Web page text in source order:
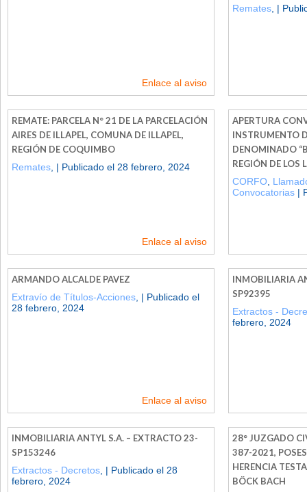
Enlace al aviso
Remates , |
REMATE: PARCELA N° 21 DE LA PARCELACIÓN
AIRES DE ILLAPEL, COMUNA DE ILLAPEL,
REGIÓN DE COQUIMBO
Remates , | Publicado el 28 febrero, 2024
Enlace al aviso
APERTURA
INSTRUMENTO
DENOMINADO
REGIÓN DE LOS
CORFO
Convocatorias |
ARMANDO ALCALDE PAVEZ
Extravío de Títulos-Acciones , | Publicado el
28 febrero, 2024
Enlace al aviso
INMOBILIARIA
SP92395
Extractos -
febrero, 2024
INMOBILIARIA ANTYL S.A. – EXTRACTO 23-
SP153246
Extractos - Decretos , | Publicado el 28
febrero, 2024
28° JUZGADO
387-2021,
HERENCIA
BÖCK BACH